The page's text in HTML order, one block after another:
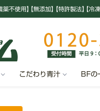
薬不使用】【無添加】【特許製法】【冷
こだわり青汁 BFの